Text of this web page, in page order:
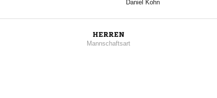
Daniel Kohn
HERREN
Mannschaftsart